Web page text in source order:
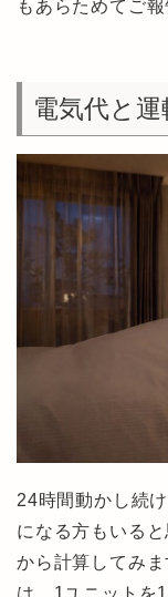
もあらためてご
電気代と
24時間動かし続
になる方もいる
から計算してみ
は、1ユニットを